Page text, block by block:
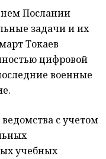
Послании
задачи и их
Токаев
цифровой
военные
с учетом
учебных